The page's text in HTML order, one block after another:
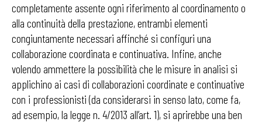
completamente assente ogni riferimento al coordinamento o
alla continuità della prestazione, entrambi elementi
congiuntamente necessari affinché si configuri una
collaborazione coordinata e continuativa. Infine, anche
volendo ammettere la possibilità che le misure in analisi si
applichino ai casi di collaborazioni coordinate e continuative
con i professionisti (da considerarsi in senso lato, come fa,
ad esempio, la legge n. 4/2013 all’art. 1), si aprirebbe una ben